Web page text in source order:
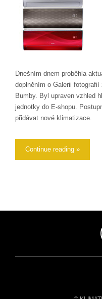
Dnešním dnem proběhla
doplněním o Galerii
Bumby. Byl upraven vzhled
jednotky do E-shopu.
přidávat nové klimatizace.
Continue reading »